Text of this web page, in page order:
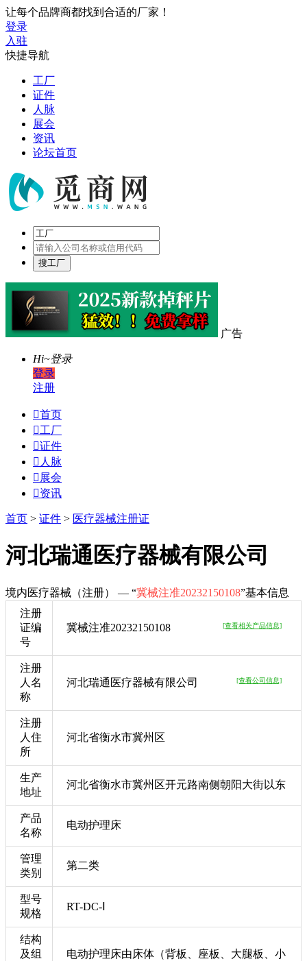
让每个品牌商都找到合适的厂家！
登录
入驻
快捷导航
工厂
证件
人脉
展会
资讯
论坛首页
广告
Hi~登录
登录
注册
首页
工厂
证件
 人脉
 展会
资讯
首页 > 证件 > 医疗器械注册证
河北瑞通医疗器械有限公司
境内医疗器械（注册） — “冀械注准20232150108”基本信息
注册
证编
号
冀械注准20232150108 [查看相关产品信息]
注册
人名
称
河北瑞通医疗器械有限公司 [查看公司信息]
注册
人住
所
河北省衡水市冀州区
生产
地址
河北省衡水市冀州区开元路南侧朝阳大街以东
产品
名称
电动护理床
管理
类别
第二类
型号
规格
RT-DC-Ⅰ
结构
及组
电动护理床由床体（背板、座板、大腿板、小